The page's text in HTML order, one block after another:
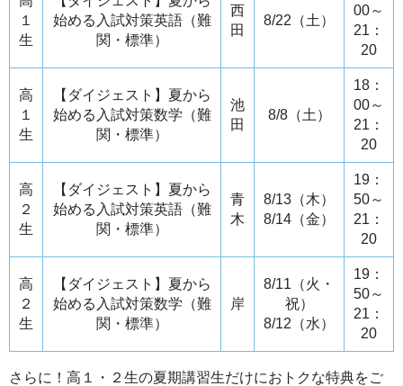
１
生
始める入試対策英語（難
関・標準）
西
田
8/22（土）
00～
21：
20
高
１
生
【ダイジェスト】夏から
始める入試対策数学（難
関・標準）
池
田
8/8（土）
18：
00～
21：
20
高
２
生
【ダイジェスト】夏から
始める入試対策英語（難
関・標準）
青
木
8/13（木）
8/14（金）
19：
50～
21：
20
高
２
生
【ダイジェスト】夏から
始める入試対策数学（難
関・標準）
岸
8/11（火・
祝）
8/12（水）
19：
50～
21：
20
さらに！高１・２生の夏期講習生だけにおトクな特典をご